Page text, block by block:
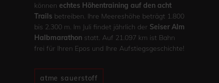
können echtes Höhentraining auf den acht
Trails betreiben. Ihre Meereshöhe beträgt 1.800
bis 2.300 m. Im Juli findet jährlich der Seiser Alm
Halbmarathonstatt. Auf 21.097 km ist Bahn
frei für Ihren Epos und Ihre Aufstiegsgeschichte!
atme sauerstoff